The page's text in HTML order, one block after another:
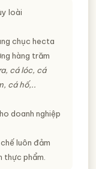
loài
chục hecta
hàng trăm
cá lóc, cá
cá hố,..
doanh nghiệp
luôn đảm
thực phẩm.